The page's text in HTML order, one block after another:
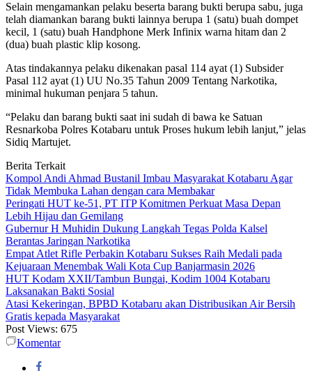
Selain mengamankan pelaku beserta barang bukti berupa sabu, juga
telah diamankan barang bukti lainnya berupa 1 (satu) buah dompet
kecil, 1 (satu) buah Handphone Merk Infinix warna hitam dan 2
(dua) buah plastic klip kosong.
Atas tindakannya pelaku dikenakan pasal 114 ayat (1) Subsider
Pasal 112 ayat (1) UU No.35 Tahun 2009 Tentang Narkotika,
minimal hukuman penjara 5 tahun.
“Pelaku dan barang bukti saat ini sudah di bawa ke Satuan
Resnarkoba Polres Kotabaru untuk Proses hukum lebih lanjut,” jelas
Sidiq Martujet.
Berita Terkait
Kompol Andi Ahmad Bustanil Imbau Masyarakat Kotabaru Agar
Tidak Membuka Lahan dengan cara Membakar
Peringati HUT ke-51, PT ITP Komitmen Perkuat Masa Depan
Lebih Hijau dan Gemilang
Gubernur H Muhidin Dukung Langkah Tegas Polda Kalsel
Berantas Jaringan Narkotika
Empat Atlet Rifle Perbakin Kotabaru Sukses Raih Medali pada
Kejuaraan Menembak Wali Kota Cup Banjarmasin 2026
HUT Kodam XXII/Tambun Bungai, Kodim 1004 Kotabaru
Laksanakan Bakti Sosial
Atasi Kekeringan, BPBD Kotabaru akan Distribusikan Air Bersih
Gratis kepada Masyarakat
Post Views: 675
Komentar